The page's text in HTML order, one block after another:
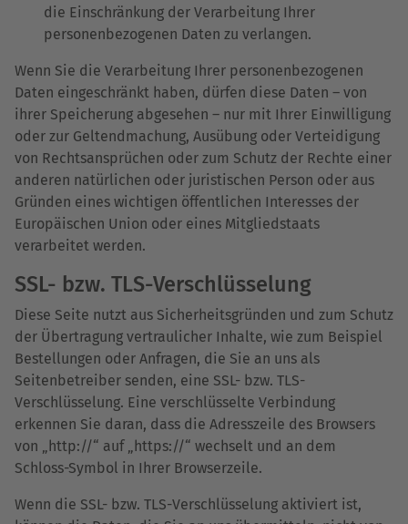
die Einschränkung der Verarbeitung Ihrer
personenbezogenen Daten zu verlangen.
Wenn Sie die Verarbeitung Ihrer personenbezogenen
Daten eingeschränkt haben, dürfen diese Daten – von
ihrer Speicherung abgesehen – nur mit Ihrer Einwilligung
oder zur Geltendmachung, Ausübung oder Verteidigung
von Rechtsansprüchen oder zum Schutz der Rechte einer
anderen natürlichen oder juristischen Person oder aus
Gründen eines wichtigen öffentlichen Interesses der
Europäischen Union oder eines Mitgliedstaats
verarbeitet werden.
SSL- bzw. TLS-Verschlüsselung
Diese Seite nutzt aus Sicherheitsgründen und zum Schutz
der Übertragung vertraulicher Inhalte, wie zum Beispiel
Bestellungen oder Anfragen, die Sie an uns als
Seitenbetreiber senden, eine SSL- bzw. TLS-
Verschlüsselung. Eine verschlüsselte Verbindung
erkennen Sie daran, dass die Adresszeile des Browsers
von „http://“ auf „https://“ wechselt und an dem
Schloss-Symbol in Ihrer Browserzeile.
Wenn die SSL- bzw. TLS-Verschlüsselung aktiviert ist,